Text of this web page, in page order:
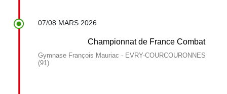
07/08 MARS 2026
Championnat de France Combat
Gymnase François Mauriac - EVRY-COURCOURONNES
(91)